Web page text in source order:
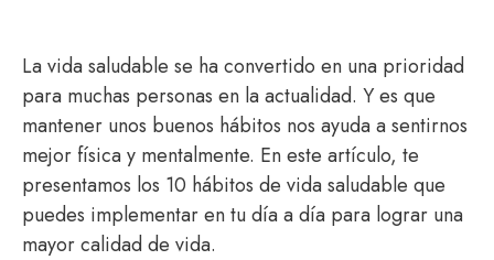
La vida saludable se ha convertido en una prioridad
para muchas personas en la actualidad. Y es que
mantener unos buenos hábitos nos ayuda a sentirnos
mejor física y mentalmente. En este artículo, te
presentamos los 10 hábitos de vida saludable que
puedes implementar en tu día a día para lograr una
mayor calidad de vida.